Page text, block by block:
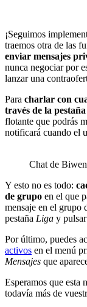
¡Seguimos
traemos otra de las
enviar mensajes
nunca negociar por
lanzar una
Para charlar con
través de la pestaña
flotante que podrás
notificará cuando el
Chat de
Y esto no es todo:
de grupo en el que
mensaje en el grupo
pestaña Liga y
Por último, puedes
activos en el menú
Mensajes que
Esperamos que esta
todavía más de